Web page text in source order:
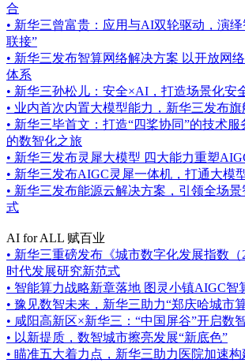
合
• 新华三曾富贵：应用与AI双轮驱动，演
联接”
• 新华三发布智算网络解决方案 以开放网
体系
• 新华三孙松儿：安全×AI，打造场景化安
• 业内首次内置大模型能力，新华三发布
• 新华三毕首文：打造“四桨协同”的技术
的数智化之旅
• 新华三发布灵犀大模型 四大能力重塑
• 新华三发布AIGC灵犀一体机，打通大模
• 新华三发布能源云解决方案，引领全场
式
AI for ALL 赋百业
• 新华三重磅发布《城市数字化发展指数
时代发展研究新范式
• 智能算力战略新章落地 图灵小镇AIGC智
• 豫见数智未来，新华三助力“郑庆哈城市
• 咸阳高新区×新华三：“中国屏谷”开启数
• 以新提质，数智城市擦亮发展“新底色”
• 瞄准五大着力点，新华三助力医院加速构